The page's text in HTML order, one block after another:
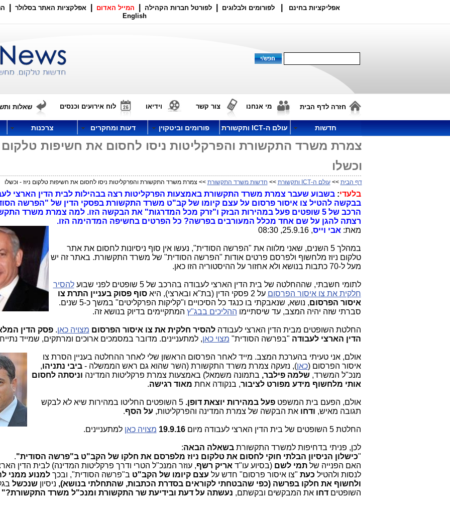
אפליקציות בחינם לפורומים ולבלוגים לפורטל חברות הקהילה המייל האדום אפלקציות האתר בסלולר
English
חזרה לדף הבית מי אנחנו צור קשר וידיאו לוח אירועים וכנסים שאלות
חדשות עולם ה-ICT ותקשורת פורומים וביטקוין דעות ומחקרים צרכנות
צמרת משרד התקשורת והפרקליטות ניסו לחסום את חשיפות טלקום
וכשלו
דף הבית >>עולם ה-ICT ותקשורת >> חדשות משרד התקשורת >> צמרת משרד התקשורת והפרקליטות ניסו לחסום את חשיפות טלקום ניוז - וכשלו
בלעדי:בשבוע שעבר צמרת משרד התקשורת באמצעות הפרקליטות רצה בבהילות לבית הדין הארצי
בבקשה להטיל צו איסור פרסום על עצם קיומו של קב"ט משרד התקשורת בפסקי הדין של "הפרשה
הרכב של 5 שופטים פעל במהירות הבזק ו"זרק מכל המדרגות" את הבקשה הזו. למה צמרת משרד
רצתה להגן על שם אחד מכלל המעורבים בפרשה? כל הפרטים בחשיפה המדהימה הזו.
מאת: אבי וייס, 25.9.16, 08:30
במהלך 5 השנים, שאני מלווה את "הפרשה הסודית", נעשו אין סוף ניסיונות לחסום את אתר
טלקום ניוז מלחשוף ולפרסם פרטים אודות "הפרשה הסודית" של משרד התקשורת. באתר זה יש
מעל ל-70 כתבות בנושא ולא אחזור על ההיסטוריה הזו כאן.
לתומי חשבתי, שההחלטה של בית הדין הארצי לעבודה בהרכב של 5 שופטים לפני שבוע
להסיר
חלקית את צו איסור הפרסום על 2 פסקי הדין (בת"א ובארצי), היא
סוף פסוק בעניין התרת צו
איסור הפרסום
, נושא, שנאבקתי בו כנגד כל הסיכויים ו"קליקות הפרקליטים" במשך כ-5 שנים.
סברתי שזה יהיה המצב, עד שיסתיימו ההליכים בבג"ץ המתקיימים בדיוק בנושא זה.
החלטת השופטים מבית הדין הארצי לעבודהלהסיר חלקית את צו איסור הפרסום מצויה כאן.פסק הדין
הדין הארצי לעבודה "בפרשה הסודית" מצוי כאן, למתעניינים. מדובר במסמכים ארוכים ומרתקים, שמייד
אולם, אני טעיתי בהערכת המצב. מייד לאחר הפרסום הראשון שלי לאחר ההחלטה בעניין הסרת צו
איסור הפרסום (כאן), נזעקה צמרת משרד התקשורת (השר שהוא גם ראש הממשלה -ביבי נתניהו,
מנכ"ל המשרד,שלמה פילבר, בתמונה משמאל) באמצעות צמרת פרקליטות המדינה וניסתה לחסום
אותי מלחשוף מידע מפורט לציבור, בנקודה אחת מאוד רגישה.
אולם, הפעם בית המשפטפעל במהירות יוצאת דופן.
5 השופטים החליטו במהירות שיא לא לבקש
תגובה מאיש, ודחואת הבקשה של צמרת המדינה והפרקליטות, על הסף.
החלטת 5 השופטים של בית הדין הארצי לעבודה מיום 19.9.16 מצויה כאן למתעניינים.
לכן, פניתי בדחיפות למשרד התקשורתבשאלה הבאה:
"כישלון הניסיון הבלתי חוקי לחסום את טלקום ניוז מלפרסם את חלקו של הקב"ט ב"פרשה הסודית".
האם הפנייה שלתמי לשם (בסיוע עו"ד אריק רשף, עוזר המנכ"ל הטרי ודרך פרקליטות המדינה) לבית הדין
לנסות ולהטיל כעת "צו איסור פרסום" חדש על עצם קיומו של הקב"ט ב"פרשה הסודית", ובכךלמנוע ממני
ולחשוף את חלקו בפרשה (כפי שהבטחתי לקוראים בסדרת הכתבות, שהתחלתי בנושא), ניסיוןשנכשל
השופטיםדחו את המבקשים ובקשתם, נעשתה על דעת ובידיעת שר התקשורת ומנכ"ל משרד התקשורת?"